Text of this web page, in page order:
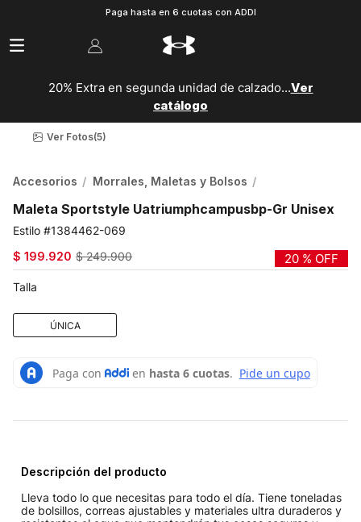
Paga hasta en 6 cuotas con ADDI
20% Extra en segunda unidad de calzado...Ver
catálogo
Ver Fotos(5)
Accesorios Morrales, Maletas y Bolsos
Maleta Sportstyle Uatriumphcampusbp-Gr Unisex
1384462-069
$ 199.920 $ 249.900 20 % OFF
Talla
ÚNICA
Descripción del producto
Lleva todo lo que necesitas para todo el día. Tiene toneladas
de bolsillos, correas ajustables y materiales ultra duraderos y